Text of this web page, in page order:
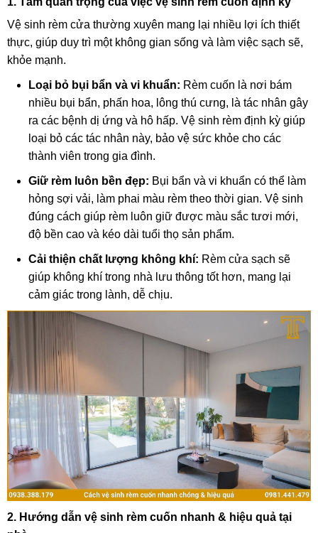
Vệ sinh rèm cửa thường xuyên mang lại nhiều lợi ích thiết
thực, giúp duy trì một không gian sống và làm việc sạch sẽ,
khỏe mạnh.
Loại bỏ bụi bẩn và vi khuẩn: Rèm cuốn là nơi bám
nhiều bụi bẩn, phấn hoa, lông thú cưng, là tác nhân gây
ra các bệnh dị ứng và hô hấp. Vệ sinh rèm định kỳ giúp
loại bỏ các tác nhân này, bảo vệ sức khỏe cho các
thành viên trong gia đình.
Giữ rèm luôn bền đẹp: Bụi bẩn và vi khuẩn có thể làm
hỏng sợi vải, làm phai màu rèm theo thời gian. Vệ sinh
đúng cách giúp rèm luôn giữ được màu sắc tươi mới,
độ bền cao và kéo dài tuổi thọ sản phẩm.
Cải thiện chất lượng không khí: Rèm cửa sạch sẽ
giúp không khí trong nhà lưu thông tốt hơn, mang lại
cảm giác trong lành, dễ chịu.
2. Hướng dẫn vệ sinh rèm cuốn nhanh & hiệu quả tại